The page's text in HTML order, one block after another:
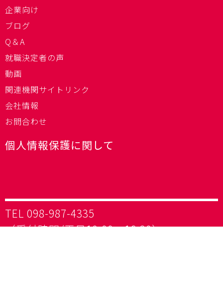
企業向け
ブログ
Q＆A
就職決定者の声
動画
関連機関サイトリンク
会社情報
お問合わせ
個人情報保護に関して
TEL 098-987-4335
（受付時間/平日10:00～16:30）